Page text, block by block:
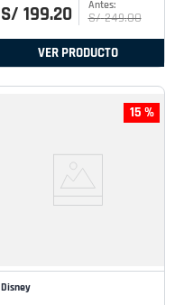
S/ 199.20 S/ 249.00
VER PRODUCTO
15 %
Disney